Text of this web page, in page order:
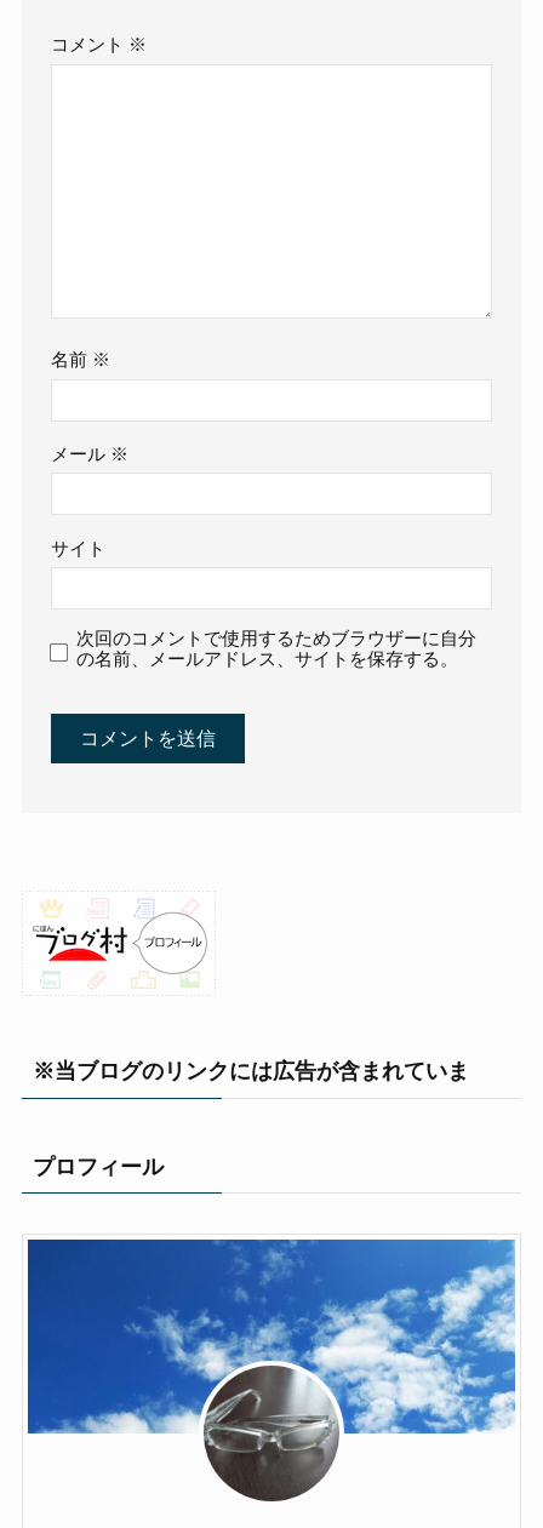
コメント ※
名前 ※
メール ※
サイト
次回のコメントで使用するためブラウザーに自分
の名前、メールアドレス、サイトを保存する。
※当ブログのリンクには広告が含まれていま
プロフィール